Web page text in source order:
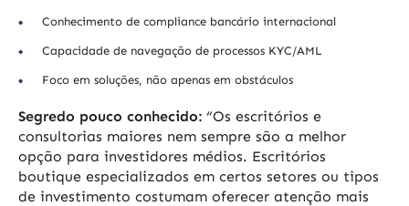
Conhecimento de compliance bancário internacional
Capacidade de navegação de processos KYC/AML
Foco em soluções, não apenas em obstáculos
Segredo pouco conhecido: “Os escritórios e
consultorias maiores nem sempre são a melhor
opção para investidores médios. Escritórios
boutique especializados em certos setores ou tipos
de investimento costumam oferecer atenção mais